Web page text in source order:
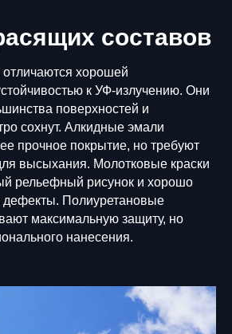
составов
хорошей
к УФ-излучению. Они
поверхностей и
сохнут. Алкидные эмали
прочное покрытие, но требуют
высыхания. Молотковые краски
рельефный рисунок и хорошо
дефекты. Полиуретановые
максимальную защиту, но
нанесения.